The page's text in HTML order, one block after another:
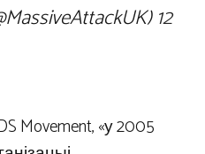
12
Movement, «у 2005